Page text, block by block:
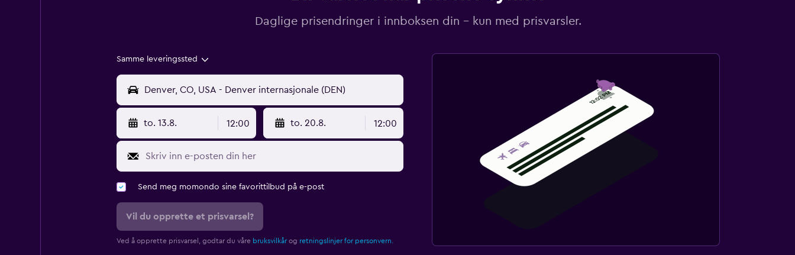
Daglige prisendringer i innboksen din – kun med prisvarsler.
Samme leveringssted
to. 13.8. 12:00 to. 20.8. 12:00
Send meg momondo sine favorittilbud på e-post
Vil du opprette et prisvarsel?
Ved å opprette prisvarsel, godtar du våre bruksvilkårog retningslinjer for personvern.